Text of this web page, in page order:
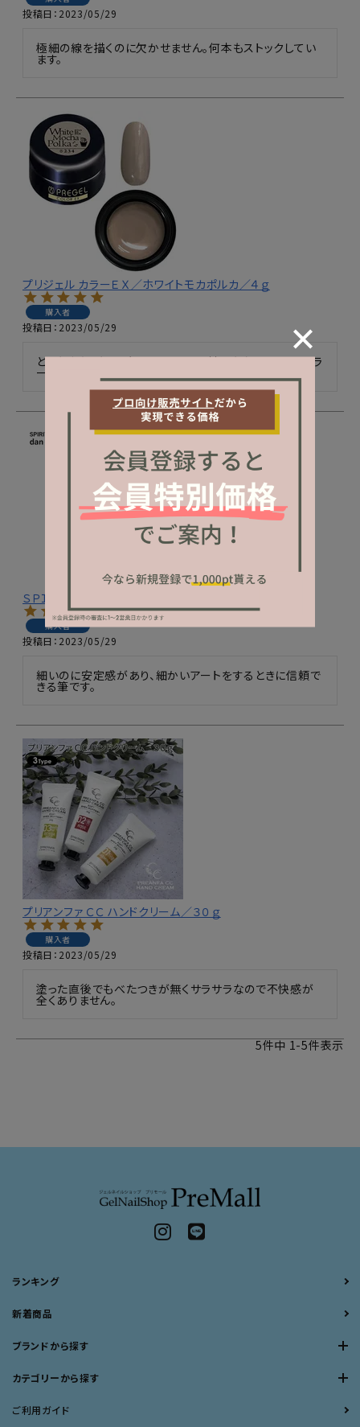
投稿日 2023/05/29
極細の線を描くのに欠かせません。何本もストックしてい
ます。
プリジェル カラーＥＸ／ホワイトモカポルカ／４ｇ
購入者
投稿日 2023/05/29
とても人気がある色で、アートの下地にもなるし、ワンカラ
ーで塗っても大人の色っぽさが出る万能カラーです。
ＳＰＩＲＩＴ プリジェルアート用筆 ｄａｎ eｐｉｎｅ
購入者
投稿日 2023/05/29
細いのに安定感があり、細かいアートをするときに信頼で
きる筆です。
プリアンファ ＣＣ ハンドクリーム／３０ｇ
購入者
投稿日 2023/05/29
塗った直後でもべたつきが無くサラサラなので不快感が
全くありません。
5件中 1-5件表示
ランキング
新着商品
ブランドから探す
カテゴリーから探す
ご利用ガイド